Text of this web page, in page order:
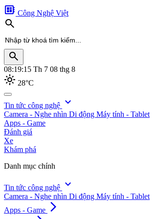
developer_board Công Nghệ Việt
search
search
08:19:17 Th 7 08 thg 8
light_mode 28°C
search
Tin tức công nghệ expand_more
Camera - Nghe nhìn Di động Máy tính - Tablet
Apps - Game
Đánh giá
Xe
Khám phá
Danh mục chính
Tin tức công nghệ expand_more
Camera - Nghe nhìn Di động Máy tính - Tablet
Apps - Game arrow_forward_ios